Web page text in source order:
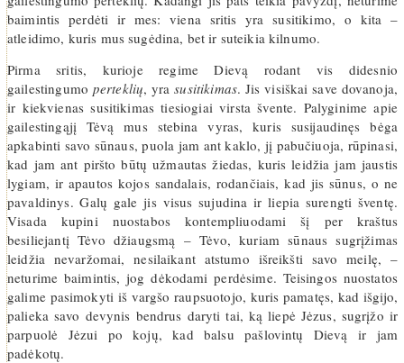
baimintis perdėti ir mes: viena sritis yra susitikimo, o kita –
atleidimo, kuris mus sugėdina, bet ir suteikia kilnumo.
Pirma sritis, kurioje regime Dievą rodant vis didesnio
gailestingumo perteklių, yrasusitikimas. Jis visiškai save dovanoja,
ir kiekvienas susitikimas tiesiogiai virsta švente. Palyginime apie
gailestingąjį Tėvą mus stebina vyras, kuris susijaudinęs bėga
apkabinti savo sūnaus, puola jam ant kaklo, jį pabučiuoja, rūpinasi,
kad jam ant piršto būtų užmautas žiedas, kuris leidžia jam jaustis
lygiam, ir apautos kojos sandalais, rodančiais, kad jis sūnus, o ne
pavaldinys. Galų gale jis visus sujudina ir liepia surengti šventę.
Visada kupini nuostabos kontempliuodami šį per kraštus
besiliejantį Tėvo džiaugsmą – Tėvo, kuriam sūnaus sugrįžimas
leidžia nevaržomai, nesilaikant atstumo išreikšti savo meilę, –
neturime baimintis, jog dėkodami perdėsime. Teisingos nuostatos
galime pasimokyti iš vargšo raupsuotojo, kuris pamatęs, kad išgijo,
palieka savo devynis bendrus daryti tai, ką liepė Jėzus, sugrįžo ir
parpuolė Jėzui po kojų, kad balsu pašlovintų Dievą ir jam
padėkotų.